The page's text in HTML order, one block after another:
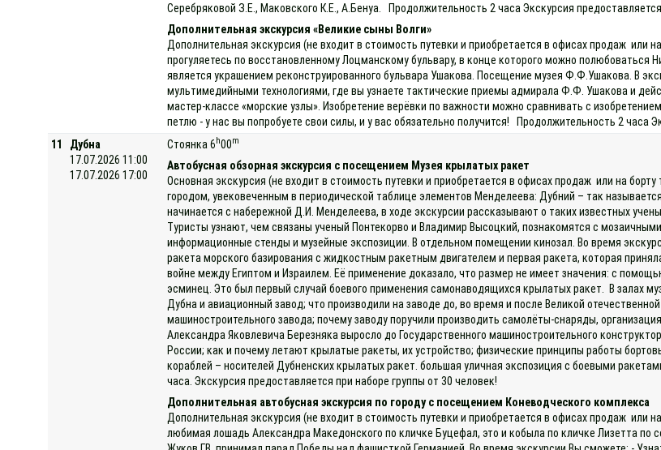
Серебряковой З.Е., Маковского К.Е., А.Бенуа. Продолжительность 2 часа Экскурсия
Дополнительная экскурсия «Великие сыны Волги»
Дополнительная экскурсия (не входит в стоимость путевки и приобретается в офисах продаж или
прогуляетесь по восстановленному Лоцманскому бульвару, в конце которого можно
является украшением реконструированного бульвара Ушакова. Посещение музея Ф.Ф.Ушакова. В
мультимедийными технологиями, где вы узнаете тактические приемы адмирала Ф.Ф. Ушакова и
мастер-классе «морские узлы». Изобретение верёвки по важности можно сравнивать с
петлю - у нас вы попробуете свои силы, и у вас обязательно получится! Продолжительность 2 часа
11
Дубна
17.07.2026 11:00
17.07.2026 17:00
Стоянка 6 h00m
Автобусная обзорная экскурсия с посещением Музея крылатых ракет
Основная экскурсия (не входит в стоимость путевки и приобретается в офисах продаж или на
городом, увековеченным в периодической таблице элементов Менделеева: Дубний – так
начинается с набережной Д.И. Менделеева, в ходе экскурсии рассказывают о таких известных
Туристы узнают, чем связаны ученый Понтекорво и Владимир Высоцкий, познакомятся с
информационные стенды и музейные экспозиции. В отдельном помещении кинозал. Во время
ракета морского базирования с жидкостным ракетным двигателем и первая ракета, которая
войне между Египтом и Израилем. Её применение доказало, что размер не имеет значения: с
эсминец. Это был первый случай боевого применения самонаводящихся крылатых ракет. В залах
Дубна и авиационный завод; что производили на заводе до, во время и после Великой
машиностроительного завода; почему заводу поручили производить самолёты-снаряды,
Александра Яковлевича Березняка выросло до Государственного машиностроительного
России; как и почему летают крылатые ракеты, их устройство; физические принципы работы
кораблей – носителей Дубненских крылатых ракет. большая уличная экспозиция с боевыми
часа. Экскурсия предоставляется при наборе группы от 30 человек!
Дополнительная автобусная экскурсия по городу с посещением Коневодческого комплекса
Дополнительная экскурсия (не входит в стоимость путевки и приобретается в офисах продаж или
любимая лошадь Александра Македонского по кличке Буцефал, это и кобыла по кличке Лизетта по